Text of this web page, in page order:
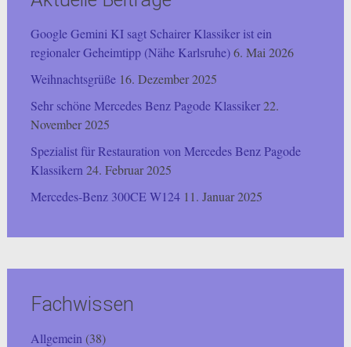
Google Gemini KI sagt Schairer Klassiker ist ein
regionaler Geheimtipp (Nähe Karlsruhe)6. Mai 2026
Weihnachtsgrüße 16. Dezember 2025
Sehr schöne Mercedes Benz Pagode Klassiker22.
November 2025
Spezialist für Restauration von Mercedes Benz Pagode
Klassikern 24. Februar 2025
Mercedes-Benz 300CE W124 11. Januar 2025
Fachwissen
Allgemein (38)